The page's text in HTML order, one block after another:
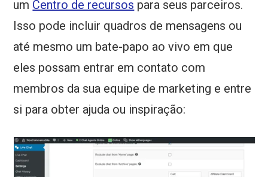
um Centro de recursos para seus parceiros.
Isso pode incluir quadros de mensagens ou
até mesmo um bate-papo ao vivo em que
eles possam entrar em contato com
membros da sua equipe de marketing e entre
si para obter ajuda ou inspiração: